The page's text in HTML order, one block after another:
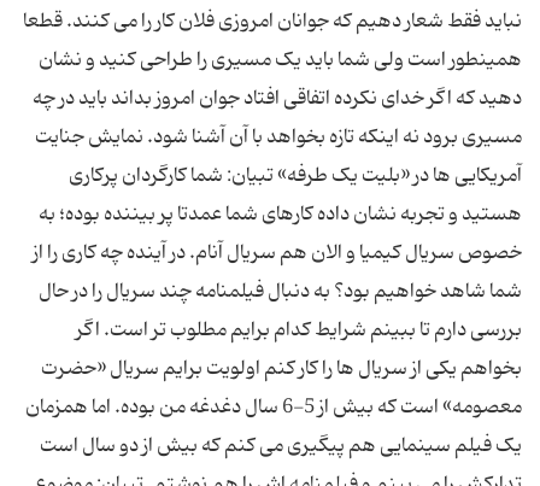
نباید فقط شعار دهیم که جوانان امروزی فلان کار را می کنند. قطعا
همینطور است ولی شما باید یک مسیری را طراحی کنید و نشان
دهید که اگر خدای نکرده اتفاقی افتاد جوان امروز بداند باید در چه
مسیری برود نه اینکه تازه بخواهد با آن آشنا شود. نمایش جنایت
آمریکایی ها در «بلیت یک طرفه» تبیان: شما کارگردان پرکاری
هستید و تجربه نشان داده کارهای شما عمدتا پر بیننده بوده؛ به
خصوص سریال کیمیا و الان هم سریال آنام. در آینده چه کاری را از
شما شاهد خواهیم بود؟ به دنبال فیلمنامه چند سریال را در حال
بررسی دارم تا ببینم شرایط کدام برایم مطلوب تر است. اگر
بخواهم یکی از سریال ها را کار کنم اولویت برایم سریال «حضرت
معصومه» است که بیش از 5-6 سال دغدغه من بوده. اما همزمان
یک فیلم سینمایی هم پیگیری می کنم که بیش از دو سال است